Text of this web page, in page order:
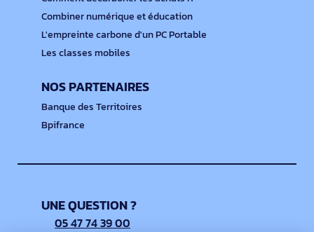
Combiner numérique et éducation
L'empreinte carbone d'un PC Portable
Les classes mobiles
NOS PARTENAIRES
Banque des Territoires
Bpifrance
UNE QUESTION ?
05 47 74 39 00